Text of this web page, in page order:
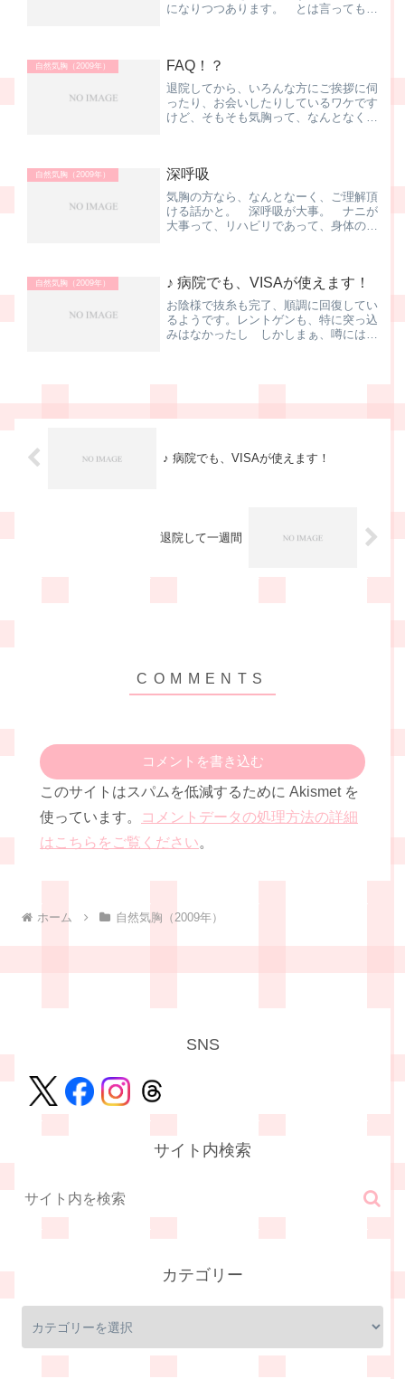
になりつつあります。 とは言っても、
ーンの跡．．．なんだか...
自然気胸（2009年） FAQ！？
退院してから、いろんな方にご挨拶に伺
ったり、お会いしたりしているワケです
けど、そもそも気胸って、なんとなく名
A.1 ハイ、結構、息...
自然気胸（2009年） 深呼吸
気胸の方なら、なんとなーく、ご理解頂
ける話かと。 深呼吸が大事。 ナニが
大事って、リハビリであって、身体の調
じかなー」って朝一でやってみ...
自然気胸（2009年） ♪ 病院でも、VISAが使えます！
お陰様で抜糸も完了、順調に回復してい
るようです。レントゲンも、特に突っ込
みはなかったし しかしまぁ、噂には聞
♪ 病院でも、VISAが使えます！
退院して一週間
コメントを書き込む
このサイトはスパムを低減するために Akismet を
使っています。
コメントデータの処理方法の詳細
はこちらをご覧ください。
ホーム 自然気胸（2009年）
SNS
サイト内検索
カテゴリー